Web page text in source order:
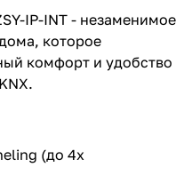
IP-INT - незаменимое
которое
комфорт и удобство
(до 4х